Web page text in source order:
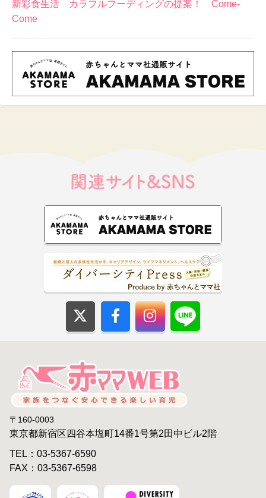
新彩食生活 カラフルフーディングの提案！ Come-
Come
〒160-0003
東京都新宿区四谷本塩町14番1号第2田中ビル2階
TEL：03-5367-6590
FAX：03-5367-6598